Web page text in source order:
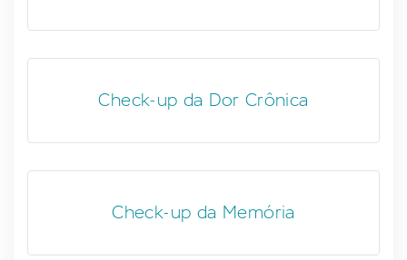
Check-up da Dor Crônica
Check-up da Memória